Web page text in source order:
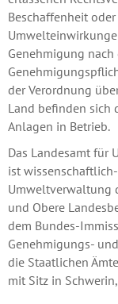
Beschaffenheit
Genehmigung
der Verordnung
Land befinden sich
Anlagen in Betrieb.
Das Landesamt für
ist
Umweltverwaltung
und Obere
dem Bundes-
Genehmigungs-
die Staatlichen
mit Sitz in